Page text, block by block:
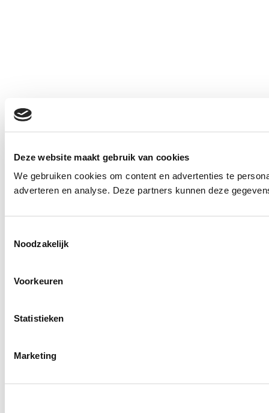
Deze website maakt gebruik van cookies
We gebruiken cookies om content en advertenties te
adverteren en analyse. Deze partners kunnen deze
Noodzakelijk
Voorkeuren
Statistieken
Marketing